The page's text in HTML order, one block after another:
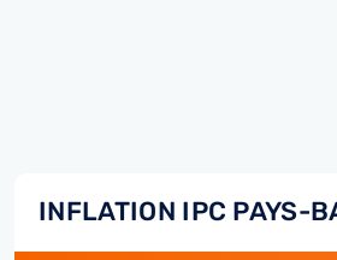
INFLATION IPC PAYS-